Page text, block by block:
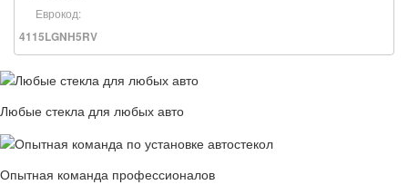
Еврокод:
4115LGNH5RV
Любые стекла для любых авто
Опытная команда профессионалов